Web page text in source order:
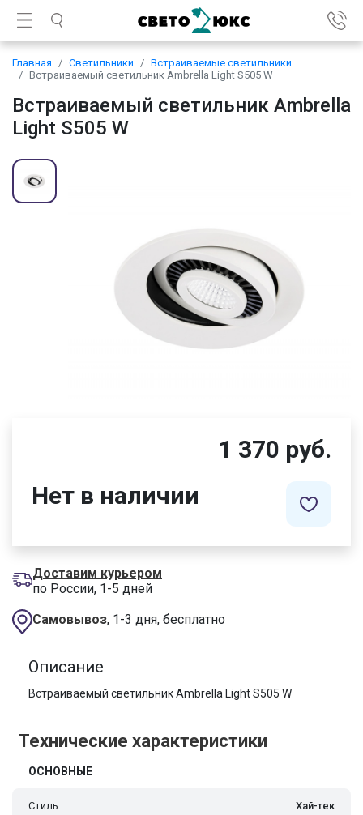
Главная Светильники
Встраиваемые светильники
Встраиваемый светильник Ambrella Light S505 W
Встраиваемый светильник Ambrella
Light S505 W
1 370 руб.
Нет в наличии
Доставим курьером
по России, 1-5 дней
Самовывоз, 1-3 дня, бесплатно
Описание
Встраиваемый светильник Ambrella Light S505 W
Технические характеристики
ОСНОВНЫЕ
Стиль
Хай-тек